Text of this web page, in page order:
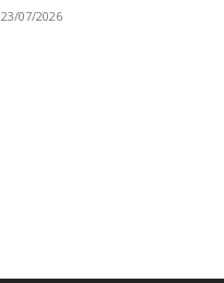
23/07/2026